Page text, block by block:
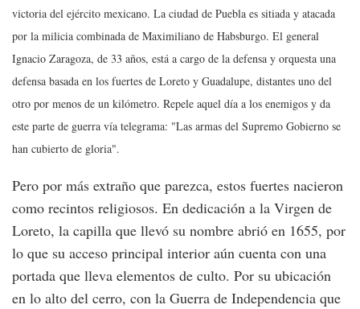
victoria del ejército mexicano. La ciudad de Puebla es sitiada y atacada
por la milicia combinada de Maximiliano de Habsburgo. El general
Ignacio Zaragoza, de 33 años, está a cargo de la defensa y orquesta una
defensa basada en los fuertes de Loreto y Guadalupe, distantes uno del
otro por menos de un kilómetro. Repele aquel día a los enemigos y da
este parte de guerra vía telegrama: "Las armas del Supremo Gobierno se
han cubierto de gloria".
Pero por más extraño que parezca, estos fuertes nacieron
como recintos religiosos. En dedicación a la Virgen de
Loreto, la capilla que llevó su nombre abrió en 1655, por
lo que su acceso principal interior aún cuenta con una
portada que lleva elementos de culto. Por su ubicación
en lo alto del cerro, con la Guerra de Independencia que